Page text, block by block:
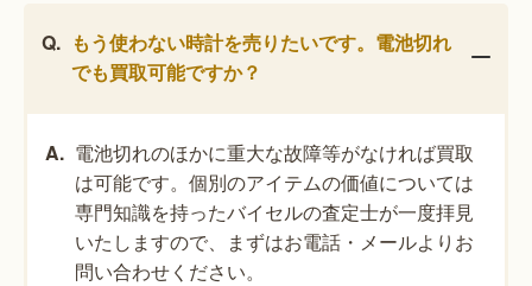
もう使わない時計を売りたいです。電池切れ
でも買取可能ですか？
電池切れのほかに重大な故障等がなければ買取
は可能です。個別のアイテムの価値については
専門知識を持ったバイセルの査定士が一度拝見
いたしますので、まずはお電話・メールよりお
問い合わせください。